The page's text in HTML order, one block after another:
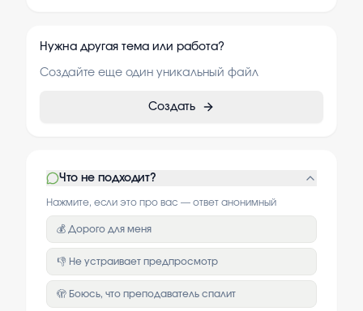
Нужна другая тема или работа?
Создайте еще один уникальный файл
Создать
Что не подходит?
Нажмите, если это про вас — ответ анонимный
💰 Дорого для меня
👎 Не устраивает предпросмотр
🫣 Боюсь, что преподаватель спалит